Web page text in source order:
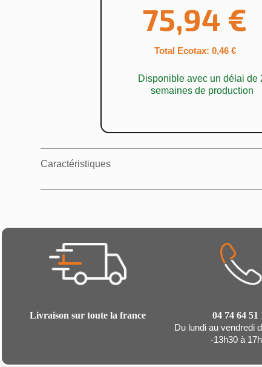
75,94 €
Total Ecotax: 0,46 €
Disponible avec un délai de
semaines de production
Caractéristiques
Livraison sur toute la france
04 74 64 51
Du lundi au vendredi
-13h30 à